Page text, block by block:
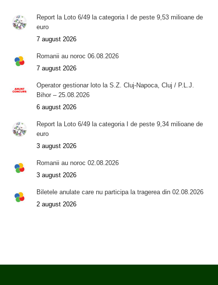
Report la Loto 6/49 la categoria I de peste 9,53 milioane de
euro
7 august 2026
Romanii au noroc 06.08.2026
7 august 2026
Operator gestionar loto la S.Z. Cluj-Napoca, Cluj / P.L.J.
Bihor – 25.08.2026
6 august 2026
Report la Loto 6/49 la categoria I de peste 9,34 milioane de
euro
3 august 2026
Romanii au noroc 02.08.2026
3 august 2026
Biletele anulate care nu participa la tragerea din 02.08.2026
2 august 2026